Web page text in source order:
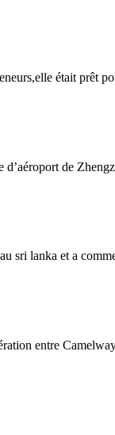
était prêt
d’aéroport de
lanka et a
entre